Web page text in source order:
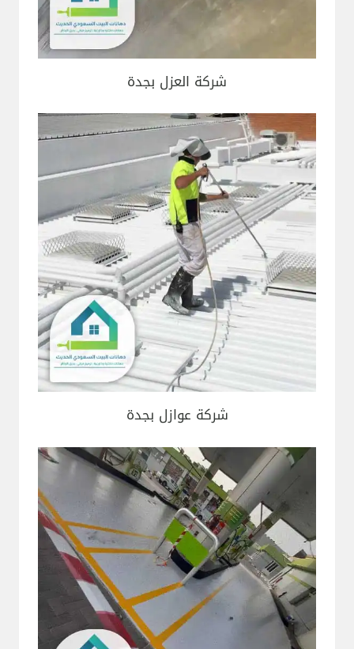
شركة العزل بجدة
شركة عوازل بجدة